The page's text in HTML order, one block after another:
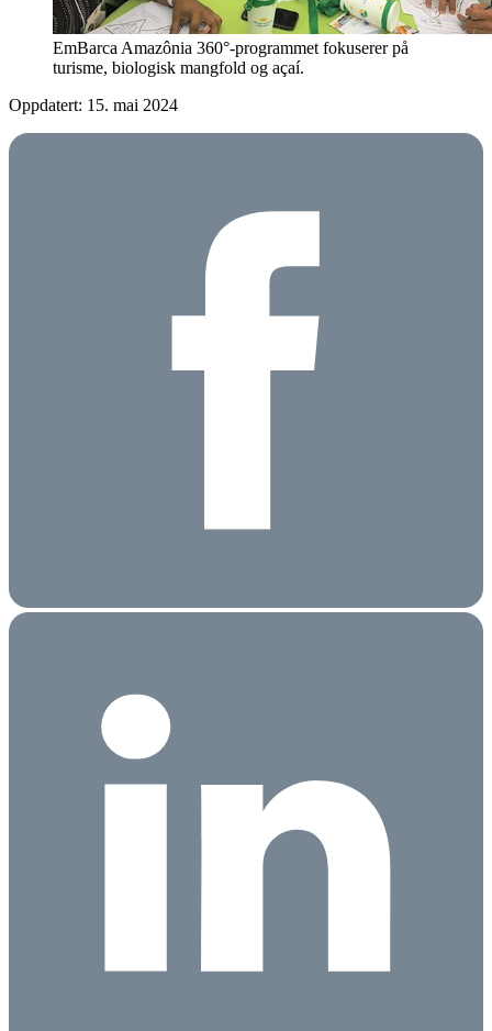
EmBarca Amazônia 360°-programmet fokuserer på
turisme, biologisk mangfold og açaí.
Oppdatert: 15. mai 2024